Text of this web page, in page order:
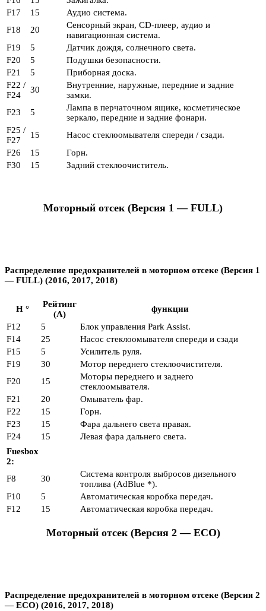
F17
15
Аудио система.
F18
20
Сенсорный экран, CD-плеер, аудио и
навигационная система.
F19
5
Датчик дождя, солнечного света.
F20
5
Подушки безопасности.
F21
5
Приборная доска.
F22 /
F24
30
Внутренние, наружные, передние и задние
замки.
F23
5
Лампа в перчаточном ящике, косметическое
зеркало, передние и задние фонари.
F25 /
F27
15
Насос стеклоомывателя спереди / сзади.
F26
15
Горн.
F30
15 Задний стеклоочиститель.
Моторный отсек (Версия 1 — FULL)
Распределение предохранителей в моторном отсеке (Версия 1
— FULL) (2016, 2017, 2018)
Н °
Рейтинг
(А)
функции
F12
5
Блок управления Park Assist.
F14
25
Насос стеклоомывателя спереди и сзади
F15
5
Усилитель руля.
F19
30
Мотор переднего стеклоочистителя.
F20
15
Моторы переднего и заднего
стеклоомывателя.
F21
20
Омыватель фар.
F22
15
Горн.
F23
15
Фара дальнего света правая.
F24
15
Левая фара дальнего света.
Fuesbox
2:
F8
30
Система контроля выбросов дизельного
топлива (AdBlue *).
F10
5
Автоматическая коробка передач.
F12
15 Автоматическая коробка передач.
Моторный отсек (Версия 2 — ECO)
Распределение предохранителей в моторном отсеке (Версия 2
— ECO) (2016, 2017, 2018)